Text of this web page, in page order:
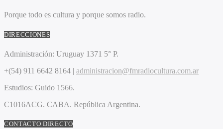
Porque todo es cultura y porque somos radio.
DIRECCIONES
Administración: Uruguay 1371 5° P.
+(54) 911 6642 8164 | administracion@fmradiocultura.com.ar
Estudios: Guido 1566.
C1016ACG. CABA. República Argentina.
CONTACTO DIRECTO